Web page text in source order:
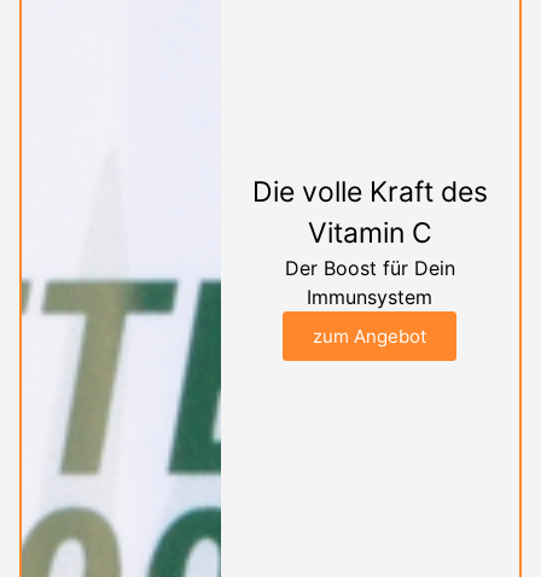
Die volle Kraft des
Vitamin C
Der Boost für Dein
Immunsystem
zum Angebot